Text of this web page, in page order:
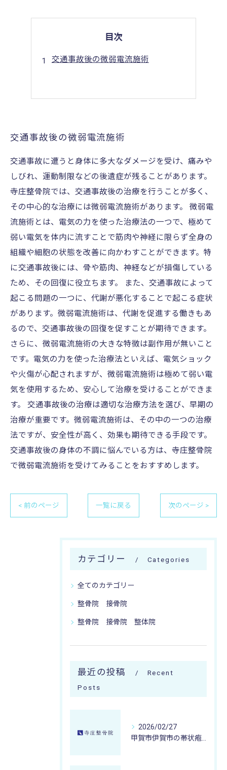
目次
交通事故後の微弱電流施術
交通事故後の微弱電流施術
交通事故に遭うと身体に多大なダメージを受け、痛みや
しびれ、運動制限などの後遺症が残ることがあります。
寺庄整骨院では、交通事故後の治療を行うことが多く、
その中心的な治療には微弱電流施術があります。 微弱電
流施術とは、電気の力を使った治療法の一つで、極めて
弱い電気を体内に流すことで筋肉や神経に限らず全身の
組織や細胞の状態を改善に向かわすことができます。特
に交通事故後には、骨や筋肉、神経などが損傷している
ため、その回復に役立ちます。 また、交通事故によって
起こる問題の一つに、代謝が悪化することで起こる症状
があります。微弱電流施術は、代謝を促進する働きもあ
るので、交通事故後の回復を促すことが期待できます。
さらに、微弱電流施術の大きな特徴は副作用が無いこと
です。電気の力を使った治療法といえば、電気ショック
や火傷が心配されますが、微弱電流施術は極めて弱い電
気を使用するため、安心して治療を受けることができま
す。 交通事故後の治療は適切な治療方法を選び、早期の
治療が重要です。微弱電流施術は、その中の一つの治療
法ですが、安全性が高く、効果も期待できる手段です。
交通事故後の身体の不調に悩んでいる方は、寺庄整骨院
で微弱電流施術を受けてみることをおすすめします。
< 前のページ 一覧に戻る 次のページ >
カテゴリー Categories
全てのカテゴリー
整骨院 接骨院
整骨院 接骨院 整体院
最近の投稿
Recent
Posts
2026/02/27